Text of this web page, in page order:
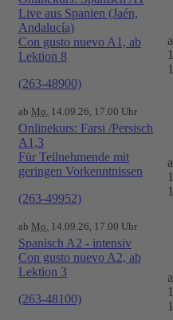
Live aus Spanien (Jaén,
Andalucía)
Con gusto nuevo A1, ab
Lektion 8
(263-48900)
ab Mo. 14.09.26, 17.00 Uhr
Onlinekurs: Farsi /Persisch
A1,3
Für Teilnehmende mit
geringen Vorkenntnissen
(263-49952)
ab Mo. 14.09.26, 17.00 Uhr
Spanisch A2 - intensiv
Con gusto nuevo A2, ab
Lektion 3
(263-48100)